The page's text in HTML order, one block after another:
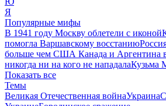
Я
Популярные мифы
В 1941 году Москву облетели с иконой
помогла Варшавскому восстанию
больше чем США Канада и Аргентина
никогда ни на кого не нападалаКузьма
Показать все
Темы
Великая Отечественная войнаУкраина